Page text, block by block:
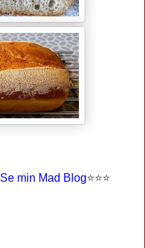
Se min Mad Blog⭐⭐⭐